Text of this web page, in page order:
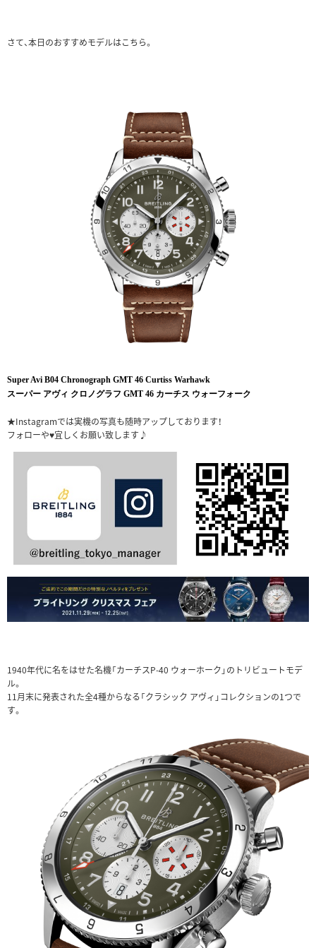
さて、本日のおすすめモデルはこちら。
Super Avi B04 Chronograph GMT 46 Curtiss Warhawk
スーパー アヴィ クロノグラフ GMT 46 カーチス ウォーフォーク
★Instagramでは実機の写真も随時アップしております！
フォローや♥宜しくお願い致します♪
1940年代に名をはせた名機「カーチスP-40 ウォーホーク」のトリビュートモデ
ル。
11月末に発表された全4種からなる「クラシック アヴィ」コレクションの1つで
す。